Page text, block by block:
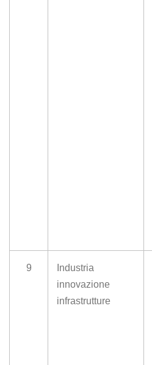
9
Industria
innovazione
infrastrutture